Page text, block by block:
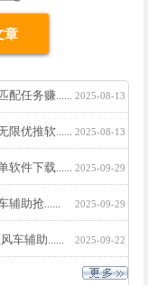
配任务赚...... 2025-08-13
限优推软...... 2025-08-13
软件下载...... 2025-09-29
辅助抢...... 2025-09-29
车辅助...... 2025-09-22
章